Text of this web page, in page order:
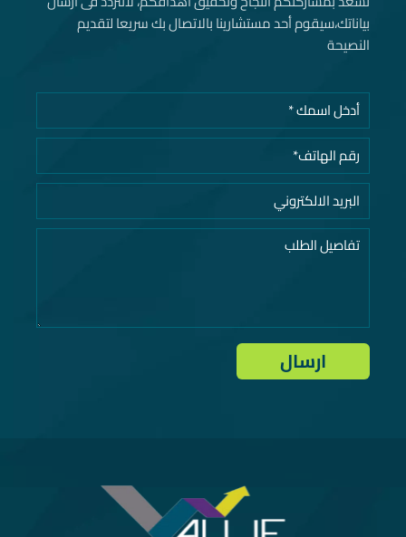
بياناتك، سيقوم أحد مستشارينا بالاتصال بك سريعا لتقديم
النصيحة